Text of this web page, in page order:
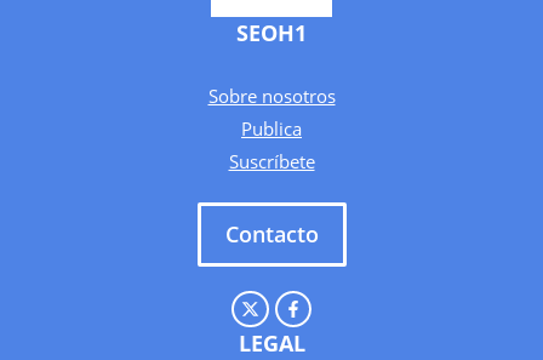
SEOH1
Sobre nosotros
Publica
Suscríbete
Contacto
LEGAL